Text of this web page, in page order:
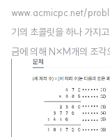
www.acmicpc.net/
기의 초콜릿을 하나 가지
금에 의해 N×M개의 조각
각한 그녀는 초콜릿
수를 사용해 int() 를 대체
됩니다. 그냥 다른 형식
의 내장함수로, 다수의